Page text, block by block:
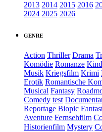
2013 2014 2015 2016
2024 2025 2026
GENRE
Action Thriller Drama
Komödie Romanze
Musik Kriegsfilm Krimi
Erotik Romantische
Musical Fantasy
Comedy test
Reportage Biopic
Aventure Fernsehfilm
Historienfilm Mystery